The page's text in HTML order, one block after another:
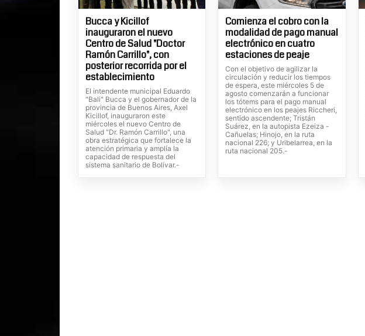
Bucca y Kicillof
inauguraron el nuevo
Centro de Salud "Doctor
Ramón Carrillo", con
posterior recorrida por el
establecimiento
El intendente municipal Eduardo
"Bali" Bucca y el gobernador de la
provincia de Buenos Aires, Axel
Kicillof, inauguraron este
miércoles el nuevo Centro de
Salud "Dr. Ramón Carrillo", una
obra estratégica que fortalece la
atención primaria y amplía la
capacidad de respuesta del
sistema sanitario de Bolívar.-
Comienza el cobro con la
modalidad de pago manual
electrónico en cuatro
estaciones de peaje
Con el objetivo de agilizar la
circulación y reducir los tiempos
de espera, este miércoles 5 de
agosto comenzarán a funcionar
los tótems para el pago manual
electrónico en los peajes Riccheri,
sentido ascendente; Tristán
Suárez, en la autopista Ezeiza -
Cañuelas; Hinojo, en la ruta
nacional 226; y Uribelarrea, en la
ruta nacional 205.-